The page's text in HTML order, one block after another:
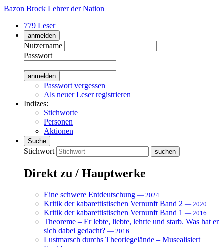
Bazon Brock Lehrer der Nation
779 Leser
anmelden
Nutzername
Passwort
Passwort vergessen
Als neuer Leser registrieren
Indizes:
Stichworte
Personen
Aktionen
Suche
Stichwort
Direkt zu / Hauptwerke
Eine schwere Entdeutschung — 2024
Kritik der kabarettistischen Vernunft Band 2 — 2020
Kritik der kabarettistischen Vernunft Band 1 — 2016
Theoreme – Er lebte, liebte, lehrte und starb. Was hat er
sich dabei gedacht? — 2016
Lustmarsch durchs Theoriegelände – Musealisiert